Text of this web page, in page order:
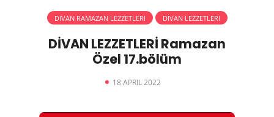
DIVAN RAMAZAN LEZZETLERI DİVAN LEZZETLERI
DİVAN LEZZETLERİ Ramazan
Özel 17.bölüm
18 APRIL 2022